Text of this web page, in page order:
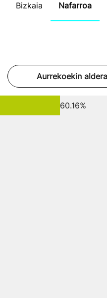
Bizkaia Nafarroa
Aurrekoekin
60.16%